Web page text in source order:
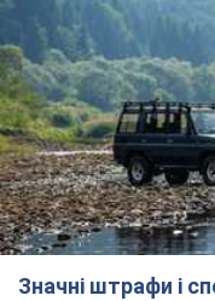
Значні штрафи і